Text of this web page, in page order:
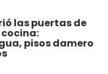
las puertas de
pisos damero